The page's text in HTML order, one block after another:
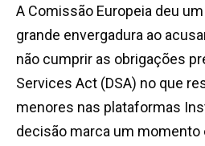
A Comissão Europeia deu
grande envergadura ao
não cumprir as obrigações
Services Act (DSA) no que
menores nas plataformas
decisão marca um momento